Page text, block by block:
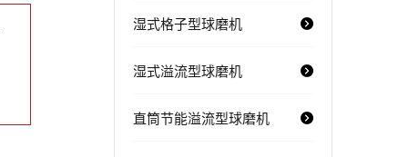
湿式格子型球磨机
湿式溢流型球磨机
直筒节能溢流型球磨机